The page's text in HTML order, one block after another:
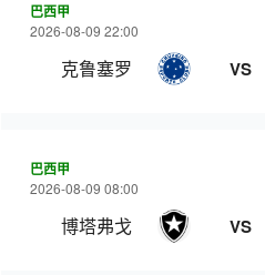
巴西甲
2026-08-09 22:00
克鲁塞罗 VS
巴西甲
2026-08-09 08:00
博塔弗戈 VS